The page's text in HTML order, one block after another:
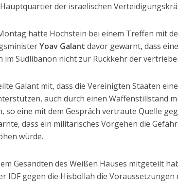
der israelischen
hatte Hochstein bei einem Treffen mit
Yoav Galant davor gewarnt, dass
im Südlibanon nicht zur Rückkehr der
Galant mit, dass die Vereinigten Staaten
auch durch einen Waffenstillstand
so eine mit dem Gespräch vertraute Quelle
dass ein militärisches Vorgehen die
würde.
Gesandten des Weißen Hauses mitgeteilt
IDF gegen die Hisbollah die